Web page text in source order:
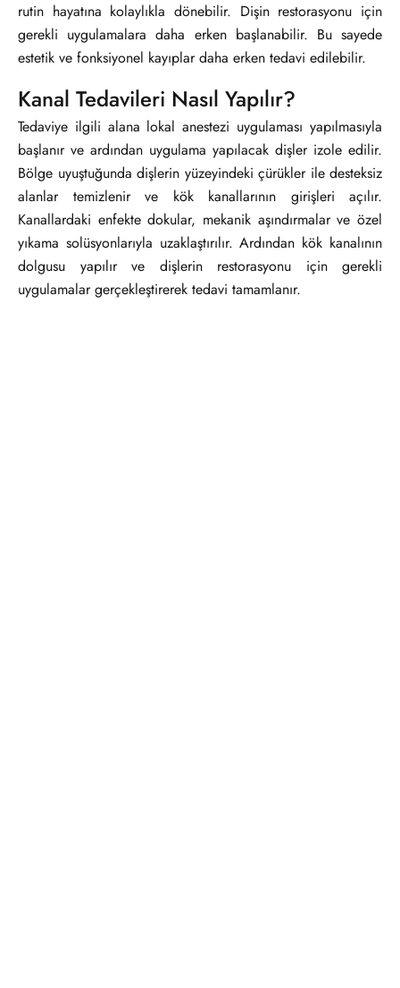
rutin hayatına kolaylıkla dönebilir. Dişin restorasyonu için
gerekli uygulamalara daha erken başlanabilir. Bu sayede
estetik ve fonksiyonel kayıplar daha erken tedavi edilebilir.
Kanal Tedavileri Nasıl Yapılır?
Tedaviye ilgili alana lokal anestezi uygulaması yapılmasıyla
başlanır ve ardından uygulama yapılacak dişler izole edilir.
Bölge uyuştuğunda dişlerin yüzeyindeki çürükler ile desteksiz
alanlar temizlenir ve kök kanallarının girişleri açılır.
Kanallardaki enfekte dokular, mekanik aşındırmalar ve özel
yıkama solüsyonlarıyla uzaklaştırılır. Ardından kök kanalının
dolgusu yapılır ve dişlerin restorasyonu için gerekli
uygulamalar gerçekleştirerek tedavi tamamlanır.